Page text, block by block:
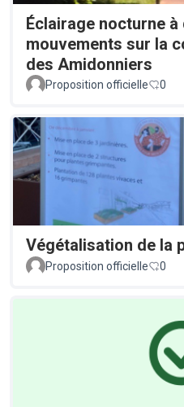
Éclairage nocturne
mouvements sur la
des Amidonniers
Proposition officielle 0
Végétalisation de la
Proposition officielle
0